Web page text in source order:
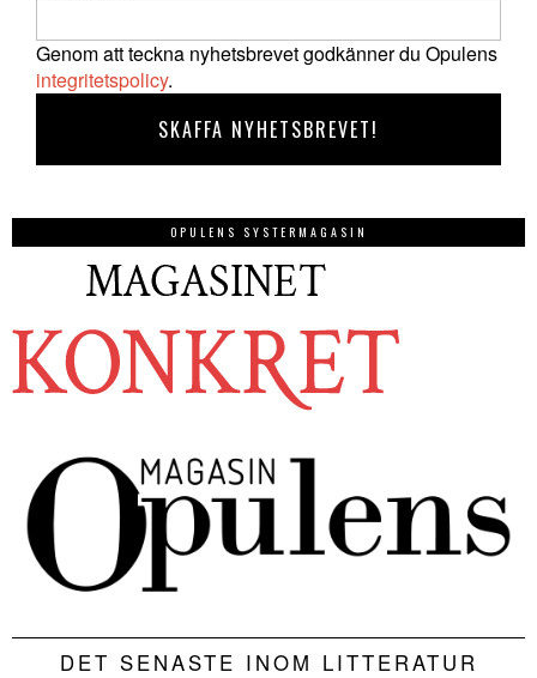
Genom att teckna nyhetsbrevet godkänner du Opulens
integritetspolicy.
OPULENS SYSTERMAGASIN
DET SENASTE INOM LITTERATUR